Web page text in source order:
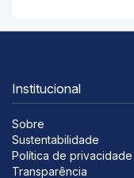
Institucional
Sobre
Sustentabilidade
Política de privacidade
Transparência